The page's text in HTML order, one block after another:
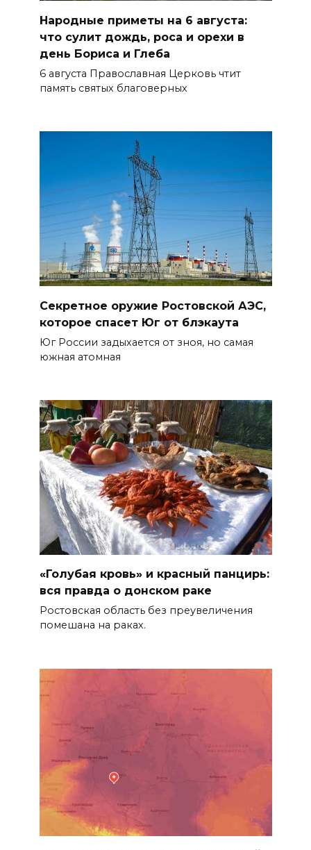
06 августа 2026 12:30
Отдых в безопасности
БОЛЬШЕ НОВОСТЕЙ
Народные приметы на 6 августа:
что сулит дождь, роса и орехи в
день Бориса и Глеба
6 августа Православная Церковь чтит
память святых благоверных
Секретное оружие Ростовской АЭС,
которое спасет Юг от блэкаута
Юг России задыхается от зноя, но самая
южная атомная
«Голубая кровь» и красный панцирь:
вся правда о донском раке
Ростовская область без преувеличения
помешана на раках.